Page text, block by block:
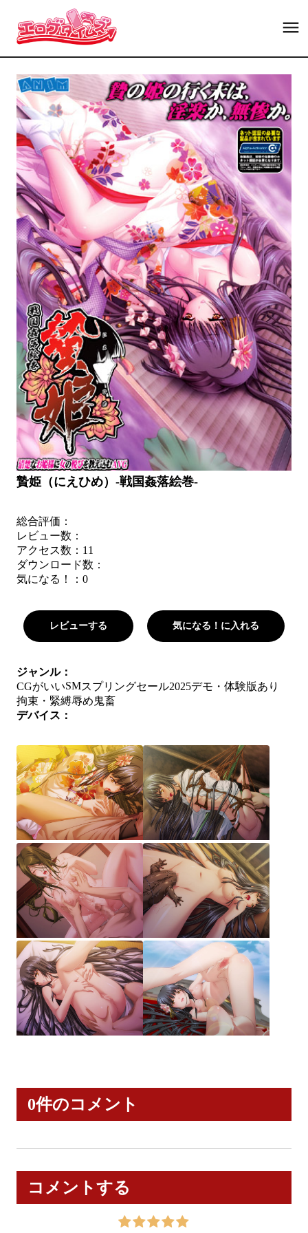
贄姫（にえひめ）-戦国姦落絵巻-
総合評価：
レビュー数：
アクセス数：11
ダウンロード数：
気になる！： 0
レビューする 気になる！に入れる
ジャンル：
CGがいいSMスプリングセール2025デモ・体験版あり
拘束・緊縛辱め鬼畜
デバイス：
0件のコメント
コメントする